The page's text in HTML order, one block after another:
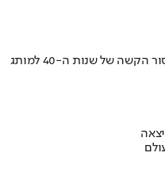
איך אסם הפכה את תקופת הצנע והמחסור הקשה של שנות ה-40 למותג